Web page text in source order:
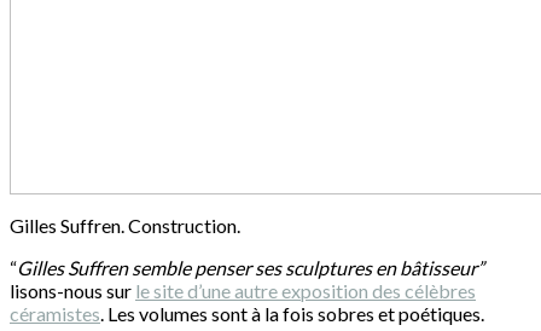
Gilles Suffren. Construction.
“Gilles Suffren semble penser ses sculptures en bâtisseur”
lisons-nous sur le site d’une autre exposition des célèbres
céramistes. Les volumes sont à la fois sobres et poétiques.